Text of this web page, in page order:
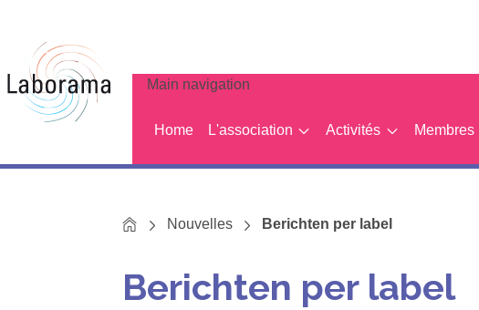
Main navigation
Home L'association Activités Membres
HomeNouvelles Berichten per label
Berichten per label